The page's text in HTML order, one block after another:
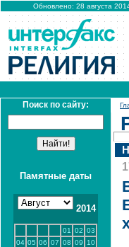
Обновлено: 28 августа
Поиск по сайту:
Памятные даты
2014
01 02 03
04 05 06 07 08 09
10